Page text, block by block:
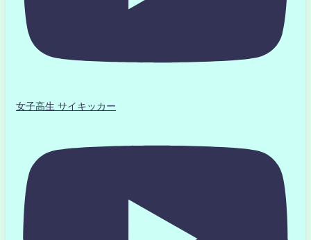
女子高生 サイキッカー